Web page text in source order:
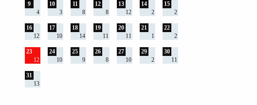
9
4
10
3
11
8
12
8
13
12
14
2
15
2
16
12
17
10
18
14
19
11
20
11
21
1
22
2
23
12
24
10
25
9
26
8
27
10
29
2
30
11
31
13